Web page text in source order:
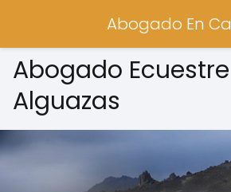
Abogado En
Abogado
Alguazas